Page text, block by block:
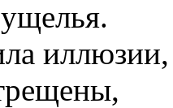
иллюзии,